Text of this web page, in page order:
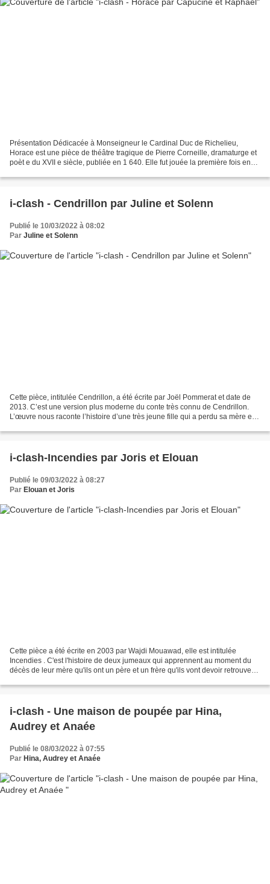
Présentation Dédicacée à Monseigneur le Cardinal Duc de Richelieu,
Horace est une pièce de théâtre tragique de Pierre Corneille, dramaturge et
poèt e du XVII e siècle, publiée en 1 640. Elle fut jouée la première fois en
i-clash - Cendrillon par Juline et Solenn
Publié le 10/03/2022 à 08:02
Par Juline et Solenn
Cette pièce, intitulée Cendrillon, a été écrite par Joël Pommerat et date de
2013. C’est une version plus moderne du conte très connu de Cendrillon.
L’œuvre nous raconte l’histoire d’une très jeune fille qui a perdu sa mère et
i-clash-Incendies par Joris et Elouan
Publié le 09/03/2022 à 08:27
Par Elouan et Joris
Cette pièce a été écrite en 2003 par Wajdi Mouawad, elle est intitulée
Incendies . C'est l'histoire de deux jumeaux qui apprennent au moment du
décès de leur mère qu'ils ont un père et un frère qu'ils vont devoir retrouver
i-clash - Une maison de poupée par Hina,
Audrey et Anaée
Publié le 08/03/2022 à 07:55
Par Hina, Audrey et Anaée